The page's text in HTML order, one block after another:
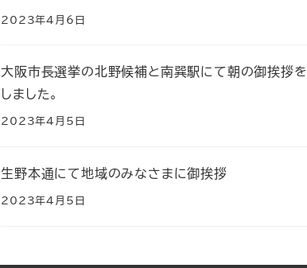
2023年4月6日
大阪市長選挙の北野候補と南巽駅にて朝の御挨拶を
しました。
2023年4月5日
生野本通にて地域のみなさまに御挨拶
2023年4月5日